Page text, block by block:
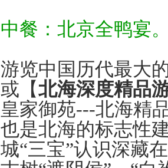
中餐：北京全鸭宴
游览中国历代最大
或【北海深度精品
皇家御苑---北海精
也是北海的标志性
城“三宝”认识深藏